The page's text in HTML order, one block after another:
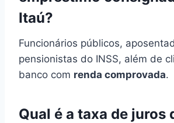
Itaú?
Funcionários públicos,
pensionistas do INSS, além de
banco com renda comprovada.
Qual é a taxa de juros